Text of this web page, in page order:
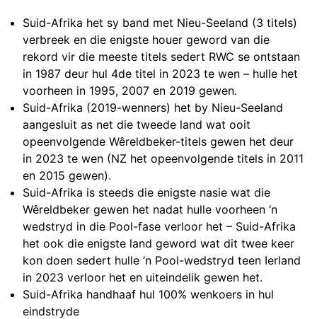
Suid-Afrika het sy band met Nieu-Seeland (3 titels)
verbreek en die enigste houer geword van die
rekord vir die meeste titels sedert RWC se ontstaan
in 1987 deur hul 4de titel in 2023 te wen – hulle het
voorheen in 1995, 2007 en 2019 gewen.
Suid-Afrika (2019-wenners) het by Nieu-Seeland
aangesluit as net die tweede land wat ooit
opeenvolgende Wêreldbeker-titels gewen het deur
in 2023 te wen (NZ het opeenvolgende titels in 2011
en 2015 gewen).
Suid-Afrika is steeds die enigste nasie wat die
Wêreldbeker gewen het nadat hulle voorheen ‘n
wedstryd in die Pool-fase verloor het – Suid-Afrika
het ook die enigste land geword wat dit twee keer
kon doen sedert hulle ‘n Pool-wedstryd teen Ierland
in 2023 verloor het en uiteindelik gewen het.
Suid-Afrika handhaaf hul 100% wenkoers in hul
eindstryde